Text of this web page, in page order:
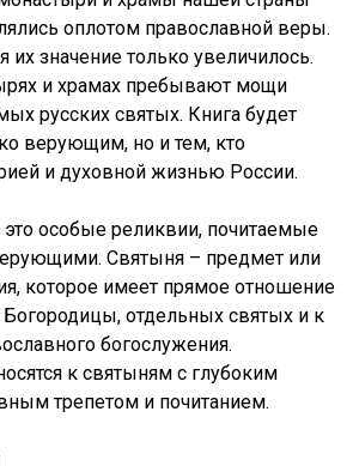
оплотом православной веры.
их значение только увеличилось.
и храмах пребывают мощи
русских святых. Книга будет
верующим, но и тем, кто
и духовной жизнью России.
особые реликвии, почитаемые
Святыня – предмет или
которое имеет прямое отношение
Богородицы, отдельных святых и к
богослужения.
к святыням с глубоким
трепетом и почитанием.